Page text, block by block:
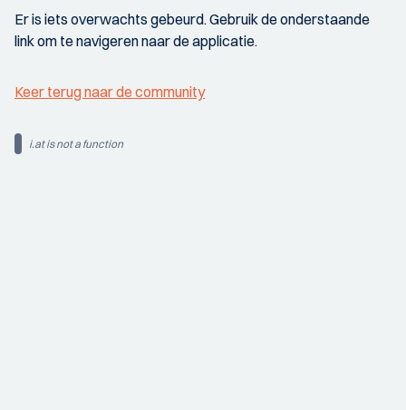
Er is iets overwachts gebeurd. Gebruik de onderstaande
link om te navigeren naar de applicatie.
Keer terug naar de community
i.at is not a function